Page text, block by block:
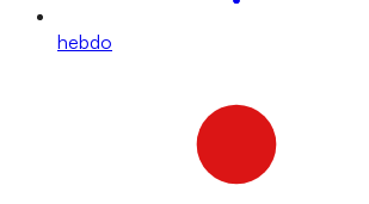
hebdo